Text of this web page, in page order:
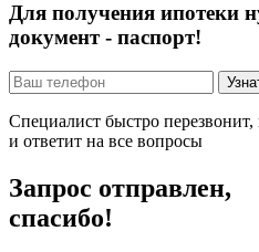
Для получения ипотеки
документ - паспорт!
Специалист быстро
и ответит на все вопросы
Запрос отправлен,
спасибо!